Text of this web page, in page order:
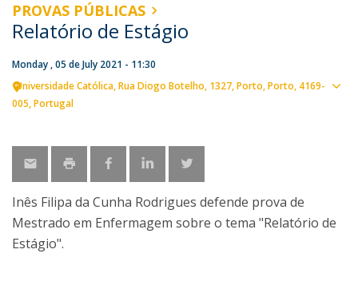
PROVAS PÚBLICAS
Relatório de Estágio
Monday , 05 de July 2021 - 11:30
Universidade Católica Rua Diogo Botelho, 1327 Porto Porto 4169-
005 Portugal
Inês Filipa da Cunha Rodrigues defende prova de
Mestrado em Enfermagem sobre o tema "Relatório de
Estágio".